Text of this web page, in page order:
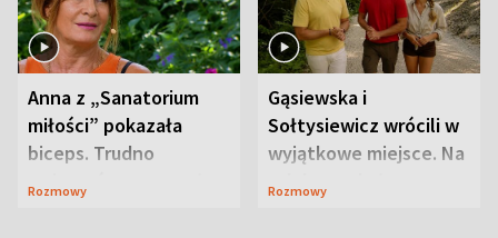
Anna z „Sanatorium
miłości” pokazała
biceps. Trudno
uwierzyć, co przeszła
Rozmowy
Gąsiewska i
Sołtysiewicz wrócili w
wyjątkowe miejsce. Na
szlaku czekał
Rozmowy